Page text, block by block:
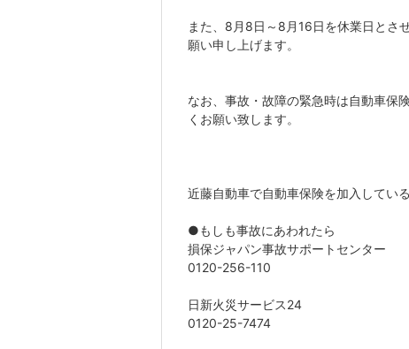
また、8月8日～8月16日を休業日とさ
願い申し上げます。
なお、事故・故障の緊急時は自動車保
くお願い致します。
近藤自動車で自動車保険を加入してい
●もしも事故にあわれたら
損保ジャパン事故サポートセンター
0120-256-110
日新火災サービス24
0120-25-7474